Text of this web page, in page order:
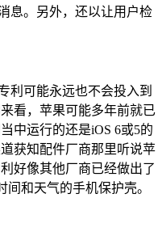
息。另外，还以让用户检
可能永远也不会投入到
看，苹果可能多年前就已
中运行的还是iOS 6或5的
获知配件厂商那里听说苹
好像其他厂商已经做出了
和天气的手机保护壳。